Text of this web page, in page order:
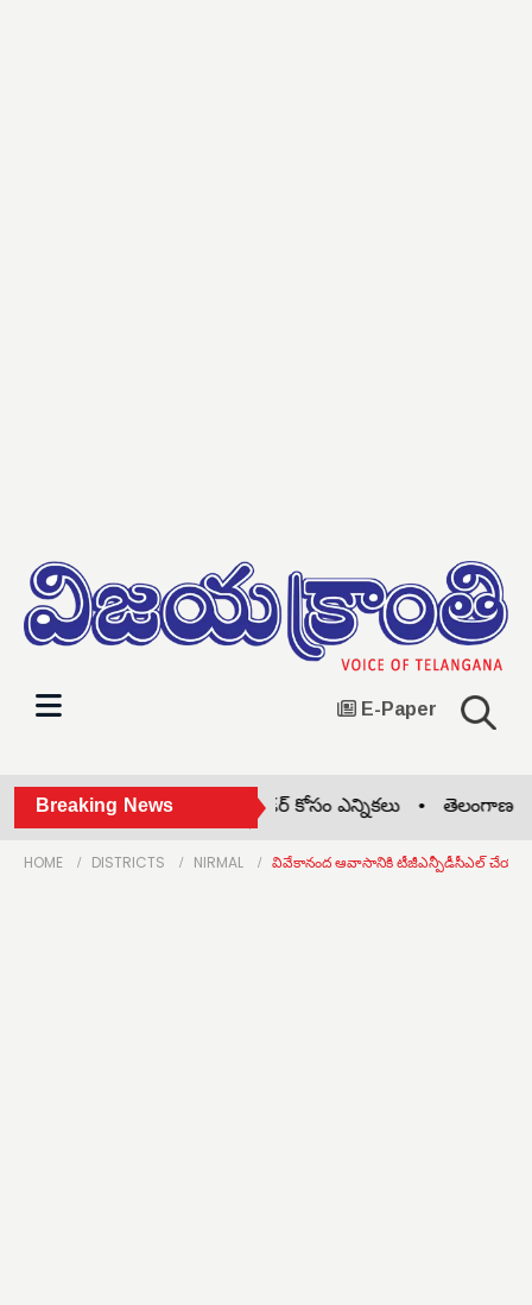
E-Paper
Breaking News
మోడల్ స్కూల్‌లో స్టూడెంట్ లీడర్ కోసం ఎన్నికలు • తెలంగాణ
HOME DISTRICTS NIRMAL వివేకానంద ఆవాసానికి టీజీఎన్పీడీసీఎల్